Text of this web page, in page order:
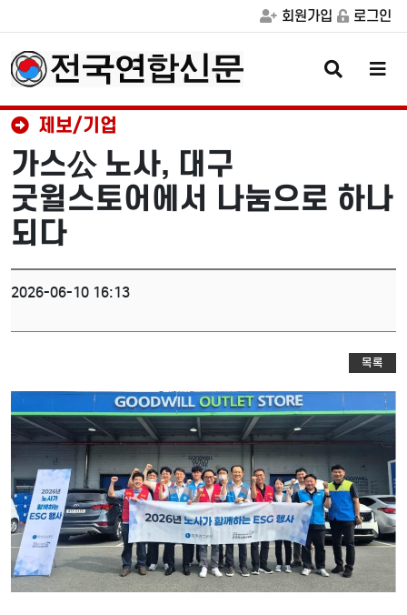
회원가입 로그인
검
색
버
메
버
제보/기업
가스公 노사, 대구
굿윌스토어에서 나눔으로 하나
되다
2026-06-10 16:13
목록